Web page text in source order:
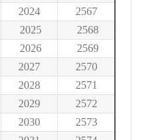
2024
2567
2025
2568
2026
2569
2027
2570
2028
2571
2029
2572
2030
2573